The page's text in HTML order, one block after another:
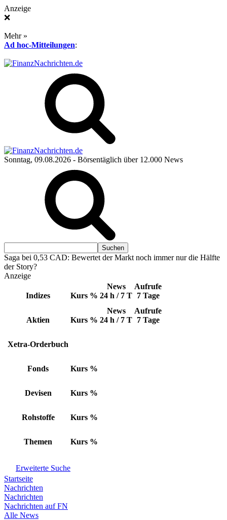
Anzeige
❌
Mehr »
Ad hoc-Mitteilungen:
Sonntag, 09.08.2026 - Börsentäglich über 12.000 News
Saga bei 0,53 CAD: Bewertet der Markt noch immer nur die Hälfte
der Story?
Anzeige
Indizes Kurs %
News
24 h / 7 T
Aufrufe
7 Tage
Aktien Kurs %
News
24 h / 7 T
Aufrufe
7 Tage
Xetra-Orderbuch
Fonds Kurs %
Devisen Kurs %
Rohstoffe Kurs %
Themen Kurs %
Erweiterte Suche
Startseite
Nachrichten
Nachrichten
Nachrichten auf FN
Alle News